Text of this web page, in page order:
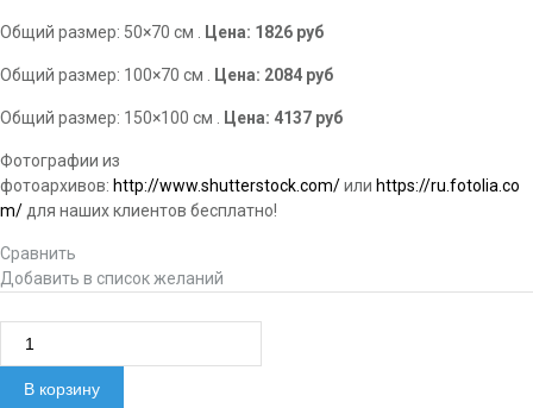
Общий размер: 50×70 см . Цена: 1826 руб
Общий размер: 100×70 см . Цена: 2084 руб
Общий размер: 150×100 см . Цена: 4137 руб
Фотографии из
фотоархивов: http://www.shutterstock.com/или https://ru.fotolia.co
m/для наших клиентов бесплатно!
Сравнить
Добавить в список желаний
Количество товара Картины на холсте
В корзину